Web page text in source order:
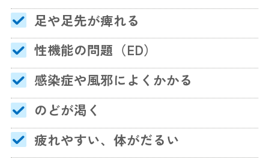
足や足先が痺れる
性機能の問題（ED）
感染症や風邪によくかかる
のどが渇く
疲れやすい、体がだるい